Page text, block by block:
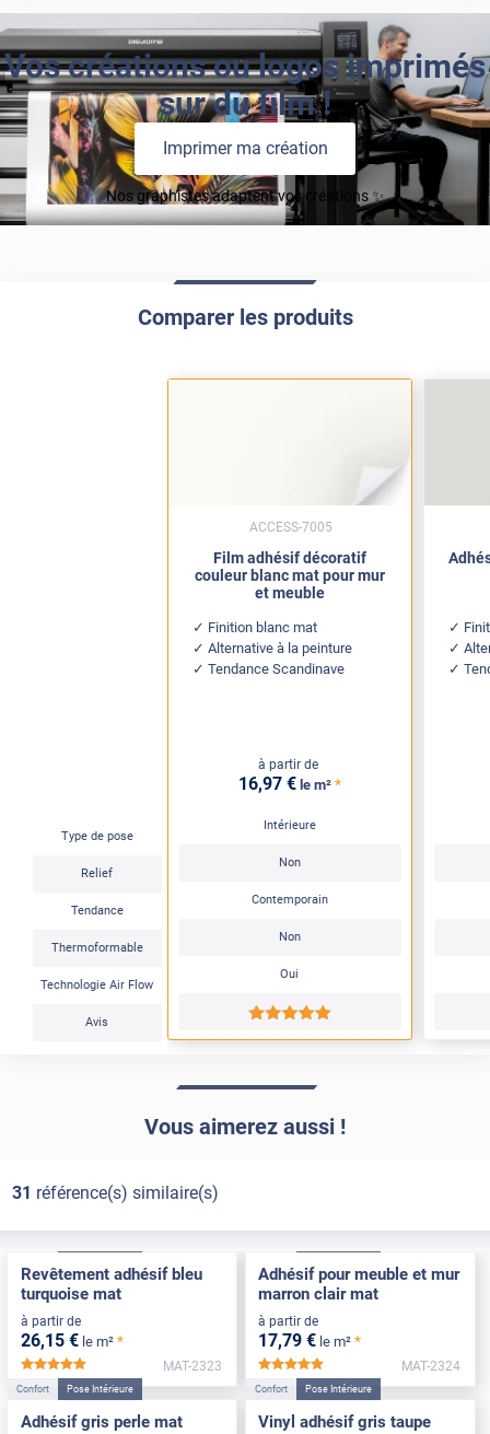
Vos créations ou logos imprimés
sur du film !
Imprimer ma création
Nos graphistes adaptent vos créations ✨
Comparer les produits
Type de pose
Relief
Tendance
Thermoformable
Technologie Air Flow
Avis
Film adhésif décoratif
couleur blanc mat pour mur
et meuble
Finition blanc mat
Alternative à la peinture
Tendance Scandinave
à partir de
16,97 € le m² *
Intérieure
Non
Contemporain
Non
Oui
*****
ACCESS-7005
Vous aimerez aussi !
31 référence(s) similaire(s)
Revêtement adhésif bleu
turquoise mat
à partir de
26,15 € le m² *
*****
MAT-2323
Adhésif pour meuble et mur
marron clair mat
à partir de
17,79 € le m² *
MAT-2324
Confort Pose Intérieure
Adhésif gris perle mat
Confort Pose Intérieure
Vinyl adhésif gris taupe